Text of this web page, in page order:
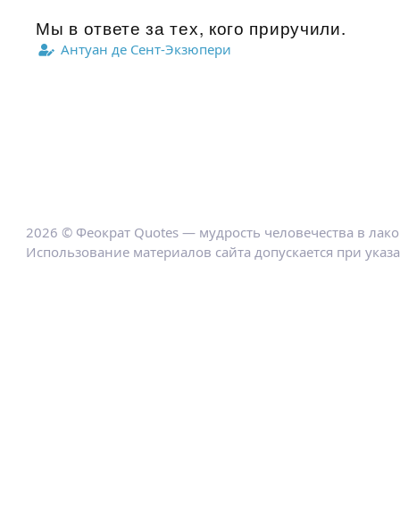
Мы в ответе за тех, кого приручили.
Антуан де Сент-Экзюпери
2026 © Феократ Quotes — мудрость человечества в
Использование материалов сайта допускается при